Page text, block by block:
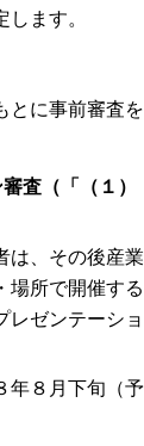
ます。
に事前審査を
査（「（１）
は、その後産業
場所で開催する
レゼンテーショ
８月下旬（予